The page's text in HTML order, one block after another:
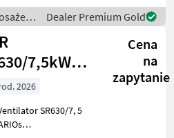
(LxBxH)
max.
Gewicht: 670 kg
i
/
Dealer Premium Gold
7,5kW
Cena
na
zapytanie
2026
SR630/7, 5